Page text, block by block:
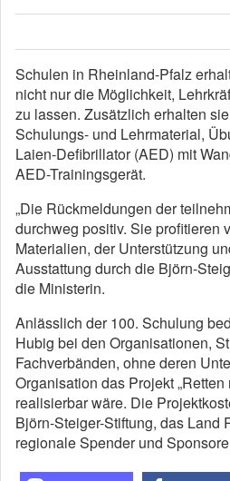
Schulen in Rheinland-Pfalz
nicht nur die Möglichkeit,
zu lassen. Zusätzlich erhalten
Schulungs- und Lehrmaterial,
Laien-Defibrillator (AED) mit
AED-Trainingsgerät.
„Die Rückmeldungen der
durchweg positiv. Sie profitieren
Materialien, der Unterstützung
Ausstattung durch die Björn-
die Ministerin.
Anlässlich der 100. Schulung
Hubig bei den Organisationen,
Fachverbänden, ohne deren
Organisation das Projekt
realisierbar wäre. Die
Björn-Steiger-Stiftung, das Land
regionale Spender und